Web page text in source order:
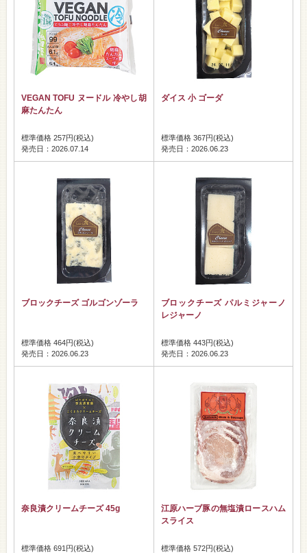
VEGAN TOFU ヌードル 冷やし胡
麻たんたん
標準価格 257円(税込)
発売日：2026.07.14
ダイス 小 ゴーダ
標準価格 367円(税込)
発売日：2026.06.23
ブロックチーズ ゴルゴンゾーラ
標準価格 464円(税込)
発売日：2026.06.23
ブロックチーズ パルミジャーノ
レジャーノ
標準価格 443円(税込)
発売日：2026.06.23
奈良漬クリームチーズ 45g
標準価格 691円(税込)
江原ハーブ豚の無塩漬ロースハム
スライス
標準価格 572円(税込)